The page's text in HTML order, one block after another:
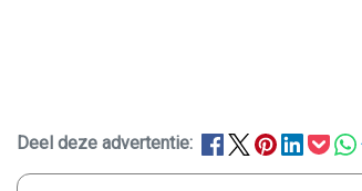
Deel deze advertentie: